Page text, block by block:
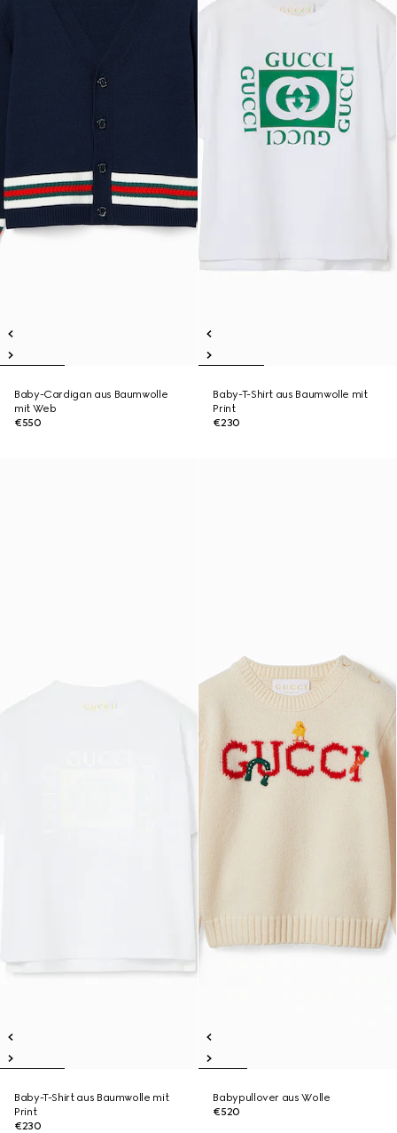
Baby-Cardigan aus Baumwolle
mit Web
€550
Baby-T-Shirt aus Baumwolle mit
Print
€230
Baby-T-Shirt aus Baumwolle mit
Print
€230
Babypullover aus Wolle
€520